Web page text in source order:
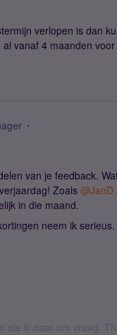
verlopen is dan
vanaf 4 maanden
van je feedback.
Zoals @JanD
in die maand.
neem ik
als ik daar om vraag.